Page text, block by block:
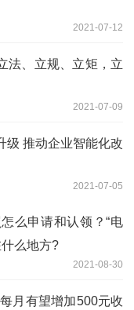
2021-07-12
法、立规、立矩，立
2021-07-09
级 推动企业智能化改
2021-07-05
么申请和认领？“电
么地方?
2021-08-30
月有望增加500元收